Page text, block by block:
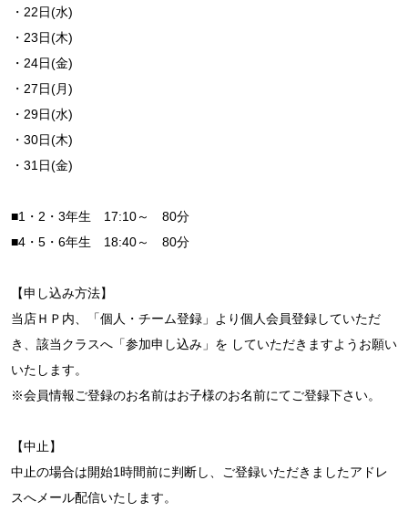
・22日(水)
・23日(木)
・24日(金)
・27日(月)
・29日(水)
・30日(木)
・31日(金)
■1・2・3年生 17:10～ 80分
■4・5・6年生 18:40～ 80分
【申し込み方法】
当店ＨＰ内、「個人・チーム登録」より個人会員登録していただ
き、該当クラスへ「参加申し込み」を していただきますようお願い
いたします。
※会員情報ご登録のお名前はお子様のお名前にてご登録下さい。
【中止】
中止の場合は開始1時間前に判断し、ご登録いただきましたアドレ
スへメール配信いたします。